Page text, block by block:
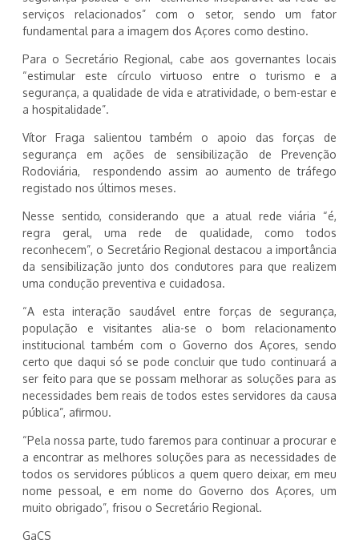
serviços relacionados” com o setor, sendo um fator
fundamental para a imagem dos Açores como destino.
Para o Secretário Regional, cabe aos governantes locais
“estimular este círculo virtuoso entre o turismo e a
segurança, a qualidade de vida e atratividade, o bem-estar e
a hospitalidade”.
Vítor Fraga salientou também o apoio das forças de
segurança em ações de sensibilização de Prevenção
Rodoviária, respondendo assim ao aumento de tráfego
registado nos últimos meses.
Nesse sentido, considerando que a atual rede viária “é,
regra geral, uma rede de qualidade, como todos
reconhecem”, o Secretário Regional destacou a importância
da sensibilização junto dos condutores para que realizem
uma condução preventiva e cuidadosa.
“A esta interação saudável entre forças de segurança,
população e visitantes alia-se o bom relacionamento
institucional também com o Governo dos Açores, sendo
certo que daqui só se pode concluir que tudo continuará a
ser feito para que se possam melhorar as soluções para as
necessidades bem reais de todos estes servidores da causa
pública”, afirmou.
“Pela nossa parte, tudo faremos para continuar a procurar e
a encontrar as melhores soluções para as necessidades de
todos os servidores públicos a quem quero deixar, em meu
nome pessoal, e em nome do Governo dos Açores, um
muito obrigado”, frisou o Secretário Regional.
GaCS